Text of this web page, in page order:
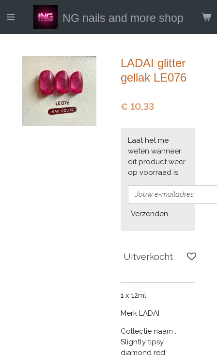
direct
NG nails and more shop
LADAI glitter
gellak LE076
€ 10,33
Laat het me
weten wanneer
dit product weer
op voorraad is.
Verzenden
Uitverkocht
1 x 12ml
Merk LADAI
Collectie naam :
Slightly tipsy
diamond red